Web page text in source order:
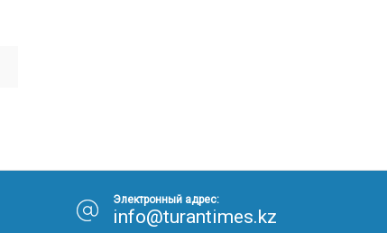
Электронный адрес:
info@turantimes.kz